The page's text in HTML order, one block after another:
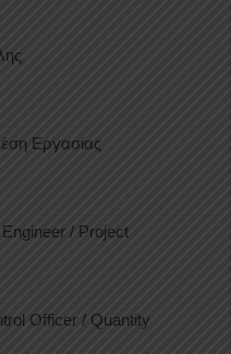
Εργασίας
Engineer / Project
Officer / Quantity